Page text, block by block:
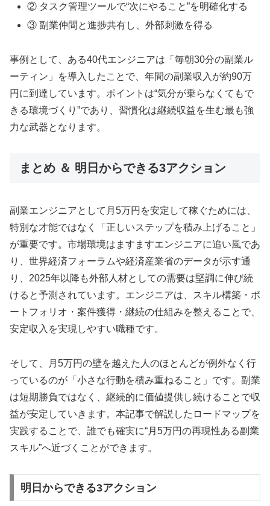
② タスク管理ツールで“次にやること”を明確化する
③ 副業仲間と進捗共有し、外部刺激を得る
事例として、ある40代エンジニアは「毎朝30分の副業ル
ーティン」を導入したことで、年間の副業収入が約90万
円に到達しています。ポイントは“気分が乗らなくてもで
きる環境づくり”であり、習慣化は継続収益を生む最も強
力な武器となります。
まとめ ＆ 明日からできる3アクション
副業エンジニアとして月5万円を安定して稼ぐためには、
特別な才能ではなく「正しいステップを積み上げること」
が重要です。市場環境はますますエンジニアに追い風であ
り、世界経済フォーラムや経済産業省のデータが示す通
り、2025年以降も外部人材としての需要は堅調に伸び続
けると予測されています。エンジニアは、スキル構築・ポ
ートフォリオ・案件獲得・継続の仕組みを整えることで、
安定収入を実現しやすい職種です。
そして、月5万円の壁を越えた人のほとんどが例外なく行
っているのが「小さな行動を積み重ねること」です。副業
は短期勝負ではなく、継続的に価値提供し続けることで収
益が安定していきます。本記事で解説したロードマップを
実践することで、誰でも確実に“月5万円の再現性ある副業
スキル”へ近づくことができます。
明日からできる3アクション